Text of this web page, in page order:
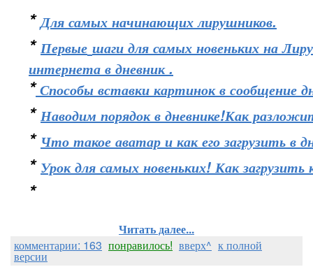
*Для самых начинающих лирушников.
* Первые шаги для самых новеньких на
интернета в дневник .
*Способы вставки картинок в сообщение
*Наводим порядок в дневнике!Как
* Что такое аватар и как его загрузить в
* Урок для самых новеньких! Как
*
Читать далее...
комментарии: 163 понравилось! вверх^ к полной
версии